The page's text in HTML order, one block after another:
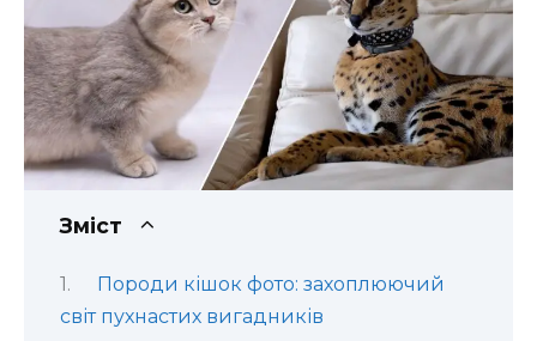
Зміст
Породи кішок фото: захоплюючий
світ пухнастих вигадників